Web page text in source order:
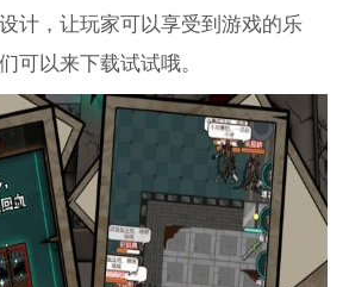
计，让玩家可以享受到游戏的乐
可以来下载试试哦。